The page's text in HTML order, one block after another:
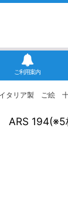
ご利用案内
イタリア製 ご絵 十
194(※5